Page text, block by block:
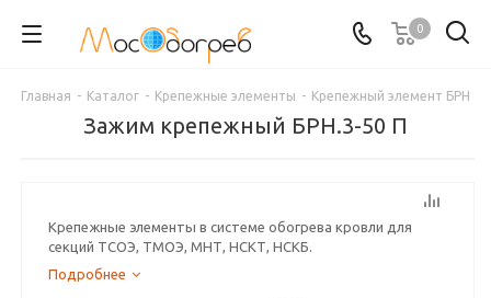
0
Главная - Каталог - Крепежные элементы - Крепежный элемент БРН
Зажим крепежный БРН.3-50 П
Крепежные элементы в системе обогрева кровли для
секций ТСОЭ, ТМОЭ, МНТ, НСКТ, НСКБ.
Подробнее